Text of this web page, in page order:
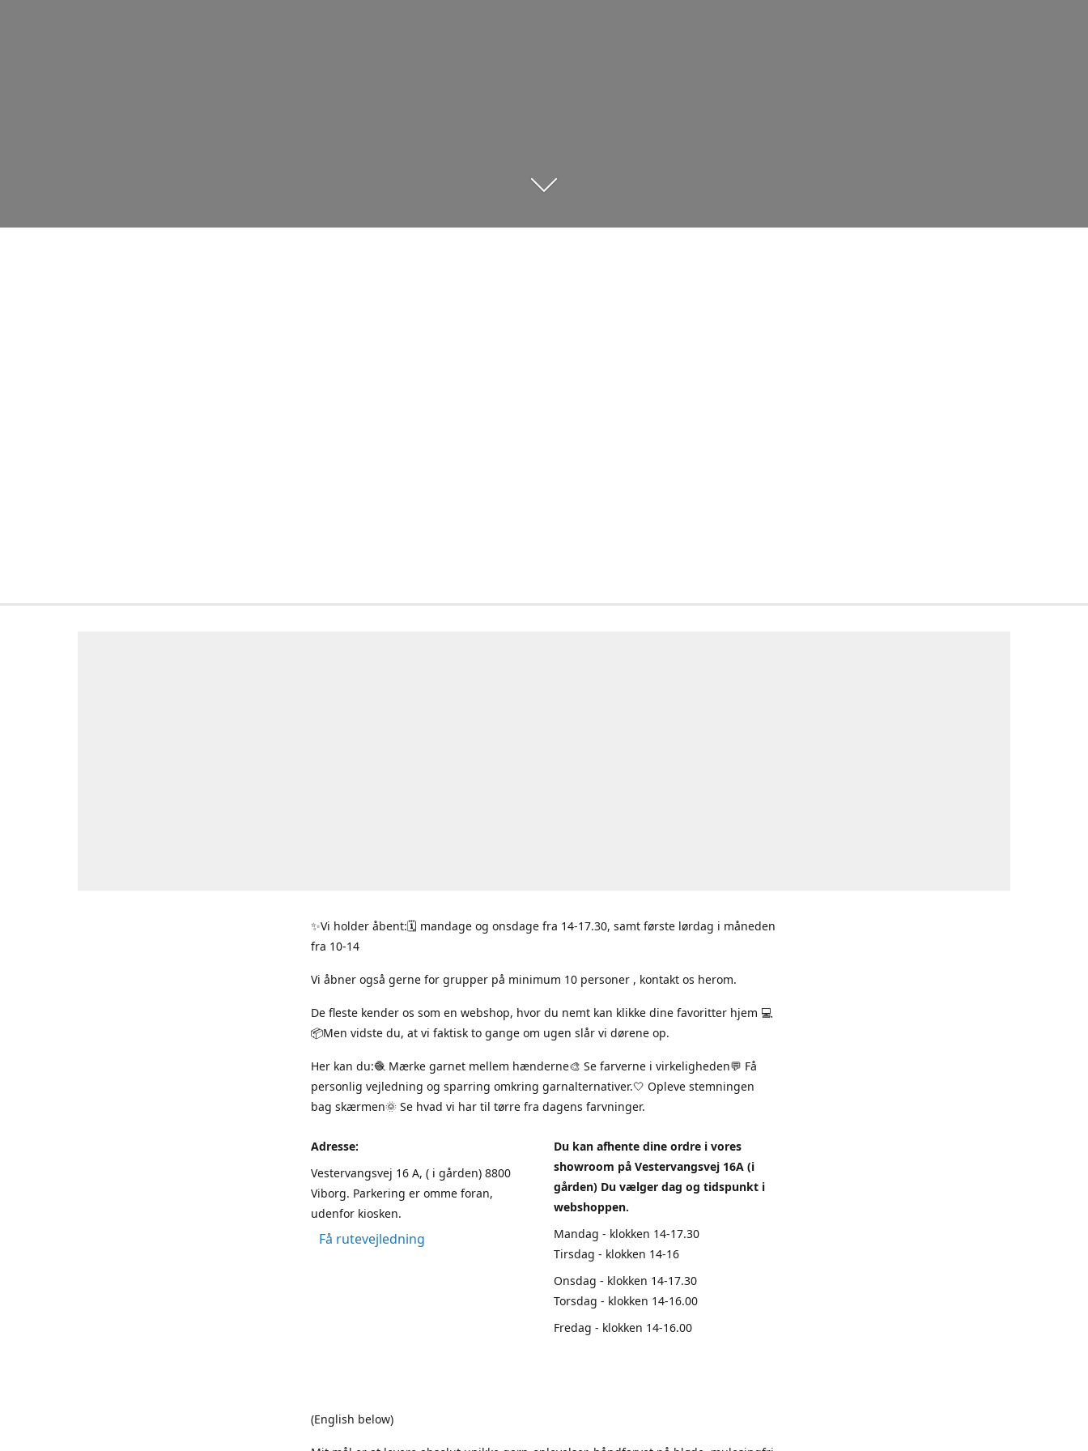
✨Vi holder åbent:🗓 mandage og onsdage fra 14-17.30, samt første lørdag i måneden
fra 10-14
Vi åbner også gerne for grupper på minimum 10 personer , kontakt os herom.
De fleste kender os som en webshop, hvor du nemt kan klikke dine favoritter hjem 💻
📦Men vidste du, at vi faktisk to gange om ugen slår vi dørene op.
Her kan du:🧶 Mærke garnet mellem hænderne🎨 Se farverne i virkeligheden💬 Få
personlig vejledning og sparring omkring garnalternativer.🤍 Opleve stemningen
bag skærmen🌞 Se hvad vi har til tørre fra dagens farvninger.
Adresse:
Vestervangsvej 16 A, ( i gården) 8800
Viborg. Parkering er omme foran,
udenfor kiosken.
Få rutevejledning
Du kan afhente dine ordre i vores
showroom på Vestervangsvej 16A (i
gården) Du vælger dag og tidspunkt i
webshoppen.
Mandag - klokken 14-17.30
Tirsdag - klokken 14-16
Onsdag - klokken 14-17.30
Torsdag - klokken 14-16.00
Fredag - klokken 14-16.00
(English below)